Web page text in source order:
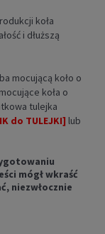
koła
i dłuższą
mocującą koło o
koła o
tulejka
do TULEJKI] lub
mógł wkraść
niezwłocznie